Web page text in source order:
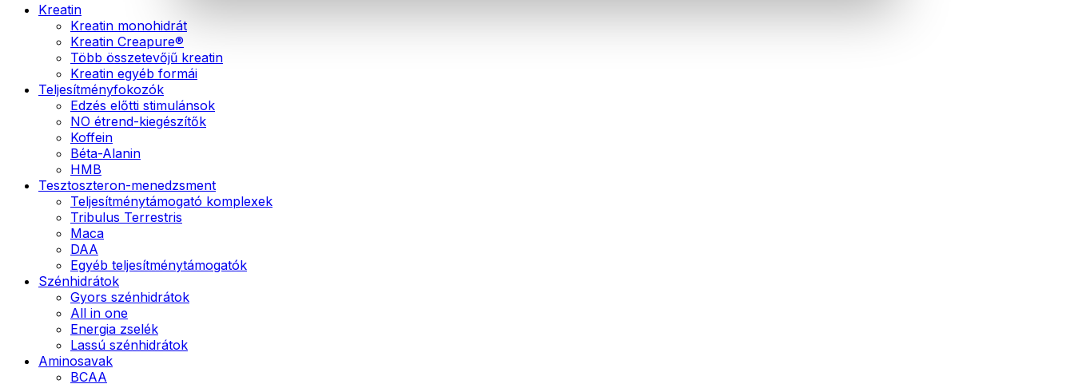
Kreatin
Kreatin monohidrát
Kreatin Creapure®
Több összetevőjű kreatin
Kreatin egyéb formái
Teljesítményfokozók
Edzés előtti stimulánsok
NO étrend-kiegészítők
Koffein
Béta-Alanin
HMB
Tesztoszteron-menedzsment
Teljesítménytámogató komplexek
Tribulus Terrestris
Maca
DAA
Egyéb teljesítménytámogatók
Szénhidrátok
Gyors szénhidrátok
All in one
Energia zselék
Lassú szénhidrátok
Aminosavak
BCAA